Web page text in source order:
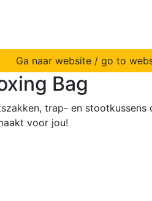
Ga naar website / go to
Bag
trap- en stootkussens
voor jou!